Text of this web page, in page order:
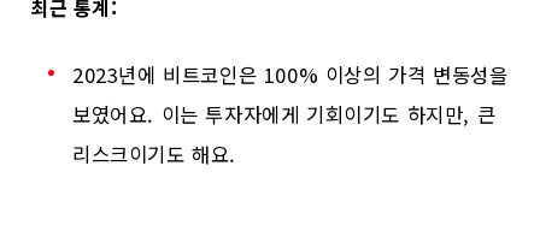
최근 통계:
2023년에 비트코인은 100% 이상의 가격 변동성을
보였어요. 이는 투자자에게 기회이기도 하지만, 큰
리스크이기도 해요.